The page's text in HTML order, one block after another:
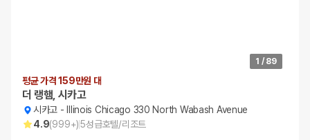
1 / 89
평균 가격 159만원 대
더 랭햄, 시카고
시카고 -
Illinois Chicago 330 North Wabash Avenue
4.9(999+)5성급호텔/리조트